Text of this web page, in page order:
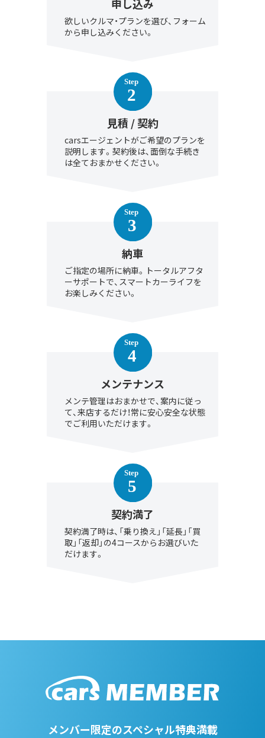
申し込み
欲しいクルマ・プランを選び、フォーム
から申し込みください。
見積 / 契約
carsエージェントがご希望のプランを
説明します。契約後は、面倒な手続き
は全ておまかせください。
納車
ご指定の場所に納車。トータルアフタ
ーサポートで、スマートカーライフを
お楽しみください。
メンテナンス
メンテ管理はおまかせで、案内に従っ
て、来店するだけ！常に安心安全な状態
でご利用いただけます。
契約満了
契約満了時は、「乗り換え」「延長」「買
取」「返却」の4コースからお選びいた
だけます。
メンバー限定のスペシャル特典満載